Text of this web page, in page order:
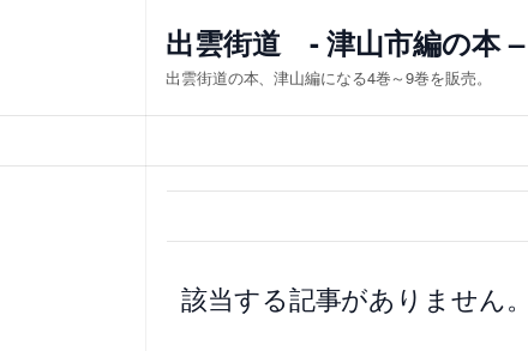
ス
キ
出雲街道 - 津山市編の本 –
出雲街道の本、津山編になる4巻～9巻を販売。
該当する記事がありません。